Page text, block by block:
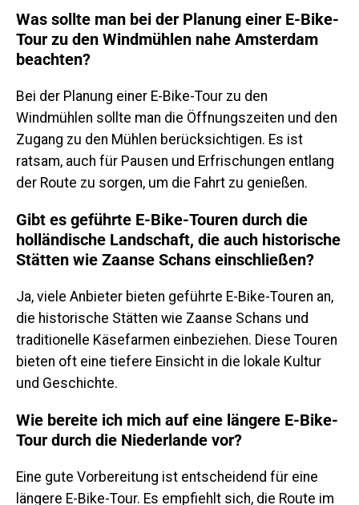
Was sollte man bei der Planung einer E-Bike-
Tour zu den Windmühlen nahe Amsterdam
beachten?
Bei der Planung einer E-Bike-Tour zu den
Windmühlen sollte man die Öffnungszeiten und den
Zugang zu den Mühlen berücksichtigen. Es ist
ratsam, auch für Pausen und Erfrischungen entlang
der Route zu sorgen, um die Fahrt zu genießen.
Gibt es geführte E-Bike-Touren durch die
holländische Landschaft, die auch historische
Stätten wie Zaanse Schans einschließen?
Ja, viele Anbieter bieten geführte E-Bike-Touren an,
die historische Stätten wie Zaanse Schans und
traditionelle Käsefarmen einbeziehen. Diese Touren
bieten oft eine tiefere Einsicht in die lokale Kultur
und Geschichte.
Wie bereite ich mich auf eine längere E-Bike-
Tour durch die Niederlande vor?
Eine gute Vorbereitung ist entscheidend für eine
längere E-Bike-Tour. Es empfiehlt sich, die Route im